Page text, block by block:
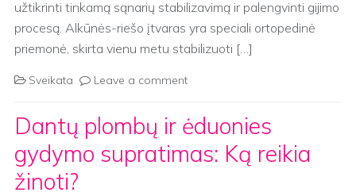
užtikrinti tinkamą sąnarių stabilizavimą ir palengvinti gijimo
procesą. Alkūnės-riešo įtvaras yra speciali ortopedinė
priemonė, skirta vienu metu stabilizuoti […]
Sveikata Leave a comment
Dantų plombų ir ėduonies
gydymo supratimas: Ką reikia
žinoti?